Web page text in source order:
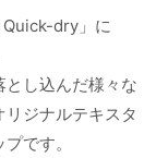
Quick-dry」に
とし込んだ様々な
ジナルテキスタ
です。